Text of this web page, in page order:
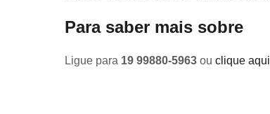
Para saber mais sobre
Ligue para 19 99880-5963 ou clique aqui